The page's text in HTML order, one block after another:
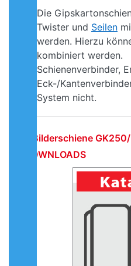
Die
Twister und Seilen
werden. Hierzu
kombiniert werden.
Schienenverbinder,
Eck-/
System nicht.
Bilderschiene
| DOWNLOADS